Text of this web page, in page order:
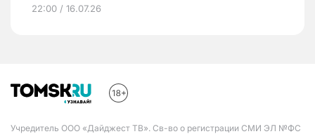
22:00 / 16.07.26
Учредитель ООО «Дайджест ТВ». Св-во о регистрации СМИ ЭЛ №ФС